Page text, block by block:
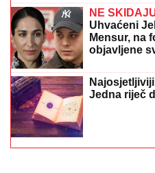
NE
Uhvaćeni
Mensur, na
objavljene
Jedna riječ